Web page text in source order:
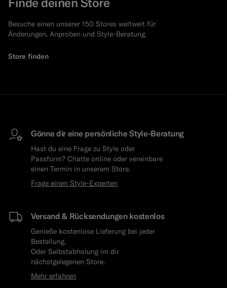
Besuche einen unserer 150 Stores weltweit für
Änderungen, Anproben und Style-Beratung.
Store finden
Gönne dir eine persönliche Style-Beratung
Hast du eine Frage zu Style oder
Passform? Chatte online oder vereinbare
einen Termin in unserem Store.
Frage einen Style-Experten
Versand & Rücksendungen kostenlos
Genieße kostenlose Lieferung bei jeder
Bestellung.
Oder Selbstabholung im dir
nächstgelegenen Store.
Mehr erfahren